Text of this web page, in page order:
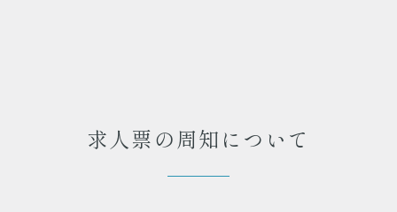
求人票の周知について